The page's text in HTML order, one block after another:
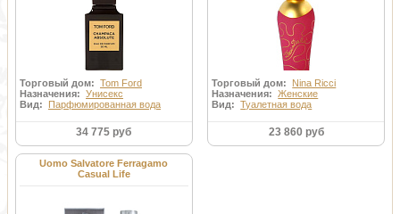
Торговый дом: Tom Ford
Назначения: Унисекс
Вид:
Парфюмированная вода
34 775 руб
Торговый дом: Nina Ricci
Назначения:Женские
Вид:Туалетная вода
23 860 руб
Uomo Salvatore Ferragamo
Casual Life